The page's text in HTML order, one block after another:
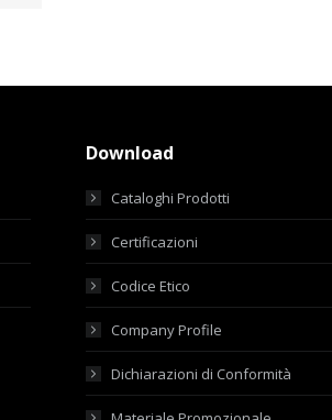
Download
Cataloghi Prodotti
Certificazioni
Codice Etico
Company Profile
Dichiarazioni di Conformità